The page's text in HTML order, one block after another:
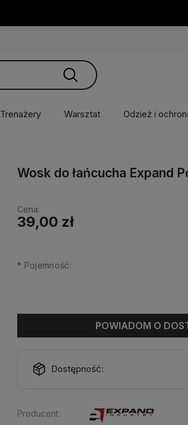
Wybierz coś dla
oferty lub zaloguj
Trenażery Warsztat Odzież i
Wosk do łańcucha Expand
Cena:
39,00 zł
* Pojemność:
POWIADOM O
Dostępność:
Producent: